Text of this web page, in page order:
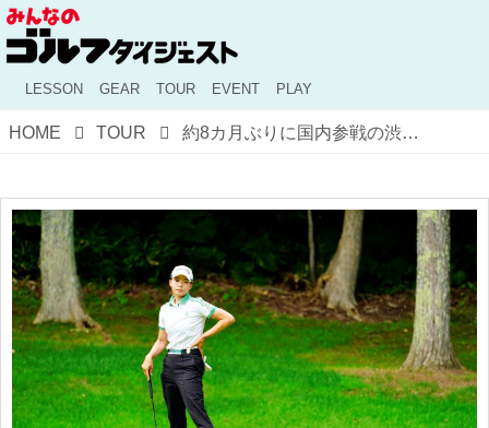
LESSON GEAR TOUR EVENT PLAY
HOME TOUR 約8カ月ぶりに国内参戦の渋野日向子「パー5でバーディ、フェアウェイキープ。あとは気持ち」。北海道meijiカップの初日をプロがレポート